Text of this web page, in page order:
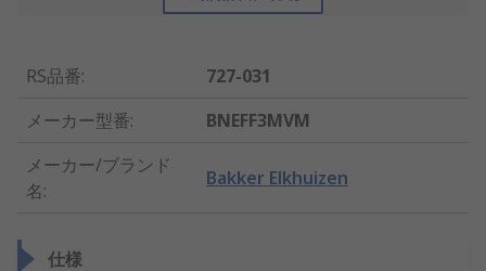
RS品番:
727-031
メーカー型番:
BNEFF3MVM
メーカー/ブランド
名:
Bakker Elkhuizen
仕様